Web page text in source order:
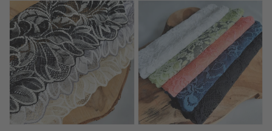
NAIA
TM
|
Elastisch
|
Breite
17
cm
Elastisch
Breite
cm
|